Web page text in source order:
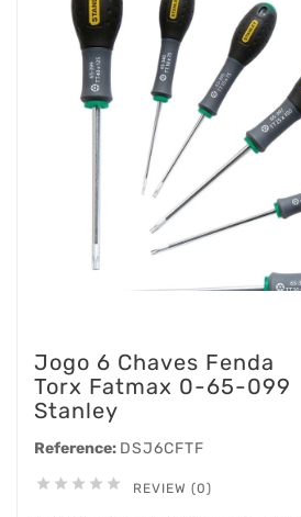
Jogo 6 Chaves Fenda
Torx Fatmax 0-65-099
Stanley
Reference: DSJ6CFTF
     REVIEW (0)